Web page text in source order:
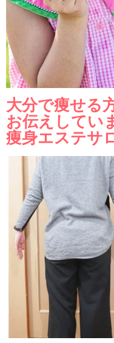
大分で痩せる
お伝えしてい
痩身エステサ